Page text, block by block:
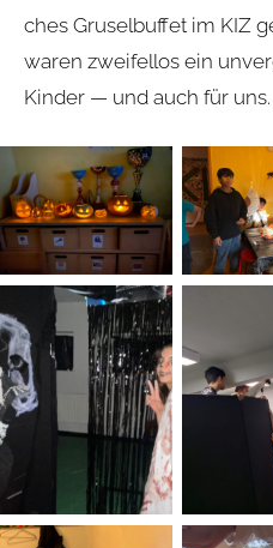
ches Gru­sel­buf­fet im KIZ
waren zwei­fel­los ein
Kin­der — und auch für uns.